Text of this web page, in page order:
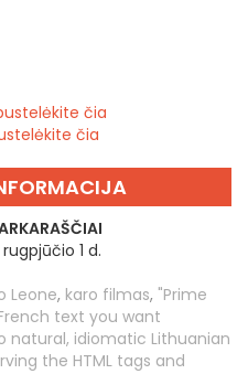
čia
čia
1 d.
Leone, karo filmas, "Prime
text you want
natural, idiomatic Lithuanian
the HTML tags and